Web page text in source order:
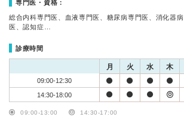
専門医・資格：
総合内科専門医、血液専門医、糖尿病専門医、消化器
医、認知症…
診療時間
月 火 水 木
09:00-12:30
14:30-18:00
09:00-13:00 14:30-17:00